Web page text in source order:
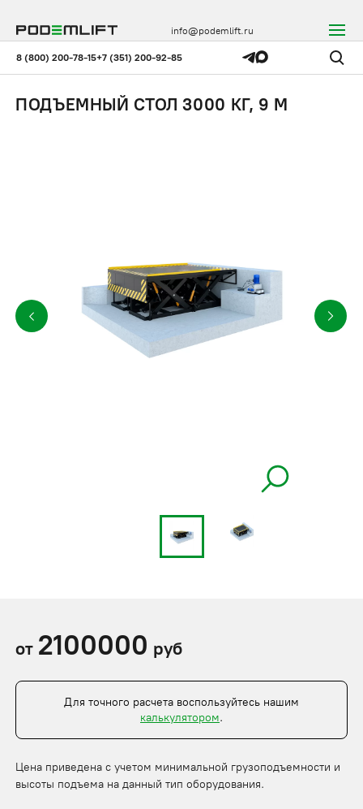
8 (800) 200-78-15+7 (351) 200-92-85
info@podemlift.ru
ПОДЪЕМНЫЙ СТОЛ 3000 КГ, 9 М
от 2100000 руб
Для точного расчета воспользуйтесь нашим
калькулятором.
Цена приведена с учетом минимальной грузоподъемности и
высоты подъема на данный тип оборудования.